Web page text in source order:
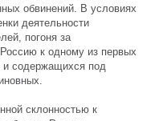
обвинений. В условиях
деятельности
погоня за
к одному из первых
и содержащихся под
склонностью к